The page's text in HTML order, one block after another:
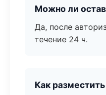
Можно ли
Да, после
течение 24 ч.
Как